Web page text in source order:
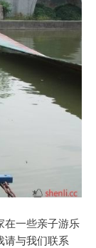
在一些亲子游乐
请与我们联系